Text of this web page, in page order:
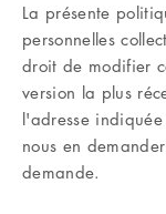
La présente
personnelles
droit de modifier
version la plus
l'adresse
nous en
demande.